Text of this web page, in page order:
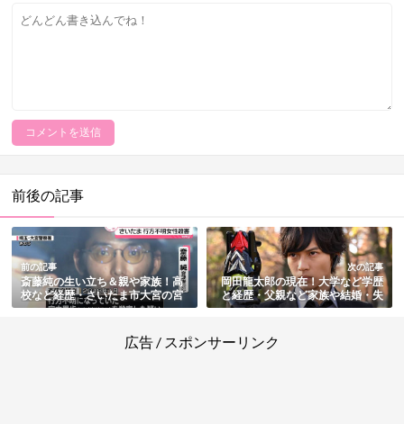
前後の記事
前の記事
斎藤純の生い立ち＆親や家族！高
校など経歴・さいたま市大宮の宮
本果歩さん頭蓋骨事件の動機もま
次の記事
岡田龍太郎の現在！大学など学歴
と経歴・父親など家族や結婚・失
踪や病気の噂・司法試験合格まと
広告 / スポンサーリンク